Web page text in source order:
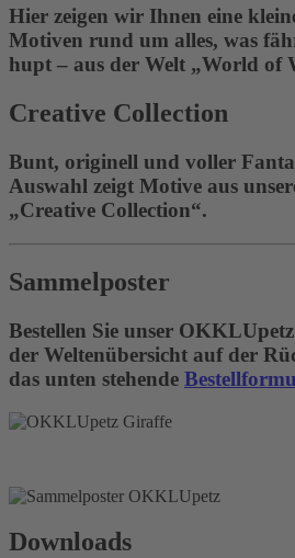
Hier zeigen wir Ihnen eine
Motiven rund um alles, was
hupt – aus der Welt „World of
Creative Collection
Bunt, originell und voller
Auswahl zeigt Motive aus
„Creative Collection“.
Sammelposter
Bestellen Sie unser
der Weltenübersicht auf der
das unten stehende
Downloads